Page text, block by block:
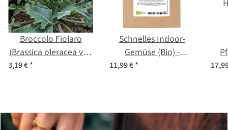
Broccolo Fiolaro
(Brassica oleracea var.
Italica) Bio
3,19 €*
Schnelles Indoor-
Gemüse (Bio) -
Samenset
11,99 €*